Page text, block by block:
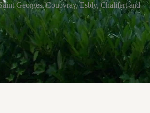
Georges, Coupvray, Esbly, Chalifert and